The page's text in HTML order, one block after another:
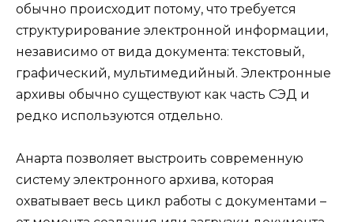
обычно происходит потому, что требуется
структурирование электронной информации,
независимо от вида документа: текстовый,
графический, мультимедийный. Электронные
архивы обычно существуют как часть СЭД и
редко используются отдельно.
Анарта позволяет выстроить современную
систему электронного архива, которая
охватывает весь цикл работы с документами –